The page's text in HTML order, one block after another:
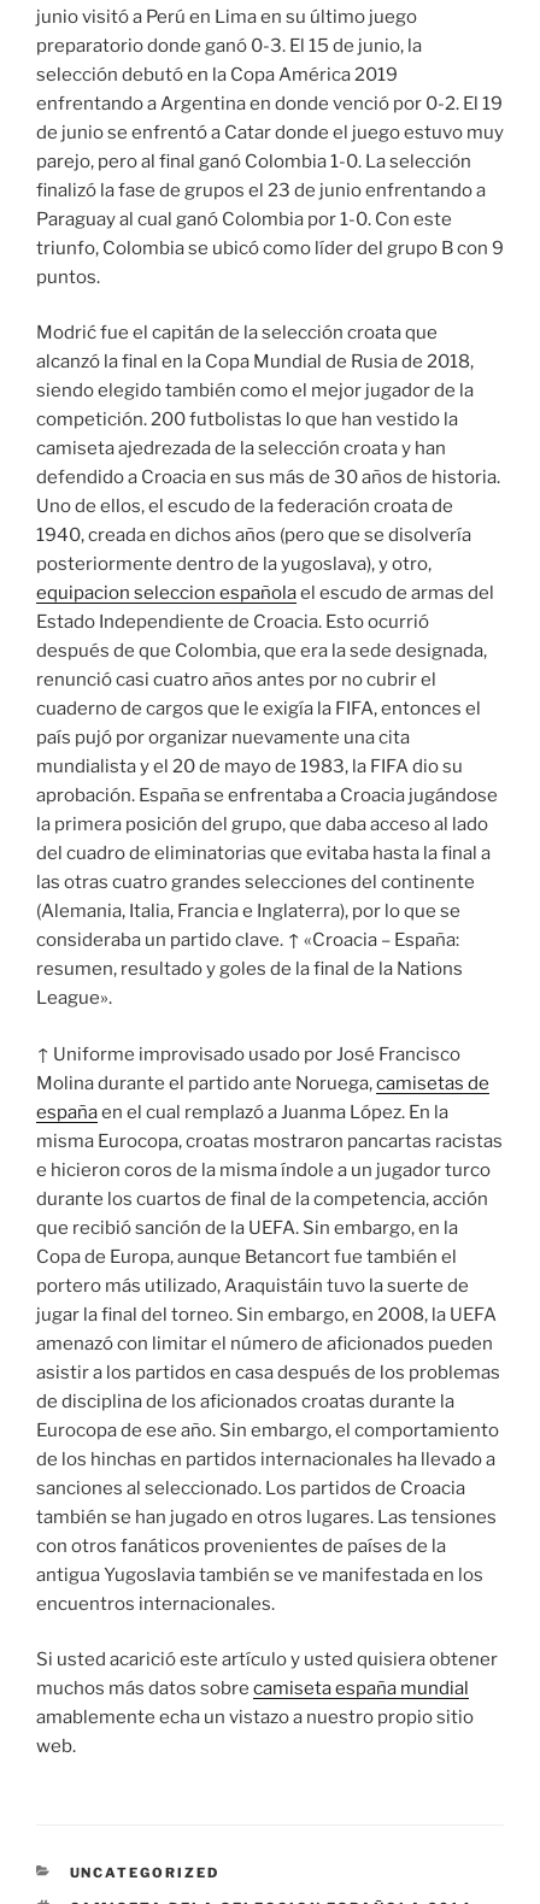
junio visitó a Perú en Lima en su último juego
preparatorio donde ganó 0-3. El 15 de junio, la
selección debutó en la Copa América 2019
enfrentando a Argentina en donde venció por 0-2. El 19
de junio se enfrentó a Catar donde el juego estuvo muy
parejo, pero al final ganó Colombia 1-0. La selección
finalizó la fase de grupos el 23 de junio enfrentando a
Paraguay al cual ganó Colombia por 1-0. Con este
triunfo, Colombia se ubicó como líder del grupo B con 9
puntos.
Modrić fue el capitán de la selección croata que
alcanzó la final en la Copa Mundial de Rusia de 2018,
siendo elegido también como el mejor jugador de la
competición. 200 futbolistas lo que han vestido la
camiseta ajedrezada de la selección croata y han
defendido a Croacia en sus más de 30 años de historia.
Uno de ellos, el escudo de la federación croata de
1940, creada en dichos años (pero que se disolvería
posteriormente dentro de la yugoslava), y otro,
equipacion seleccion españolael escudo de armas del
Estado Independiente de Croacia. Esto ocurrió
después de que Colombia, que era la sede designada,
renunció casi cuatro años antes por no cubrir el
cuaderno de cargos que le exigía la FIFA, entonces el
país pujó por organizar nuevamente una cita
mundialista y el 20 de mayo de 1983, la FIFA dio su
aprobación. España se enfrentaba a Croacia jugándose
la primera posición del grupo, que daba acceso al lado
del cuadro de eliminatorias que evitaba hasta la final a
las otras cuatro grandes selecciones del continente
(Alemania, Italia, Francia e Inglaterra), por lo que se
consideraba un partido clave. ↑ «Croacia – España:
resumen, resultado y goles de la final de la Nations
League».
↑ Uniforme improvisado usado por José Francisco
Molina durante el partido ante Noruega,camisetas de
españaen el cual remplazó a Juanma López. En la
misma Eurocopa, croatas mostraron pancartas racistas
e hicieron coros de la misma índole a un jugador turco
durante los cuartos de final de la competencia, acción
que recibió sanción de la UEFA. Sin embargo, en la
Copa de Europa, aunque Betancort fue también el
portero más utilizado, Araquistáin tuvo la suerte de
jugar la final del torneo. Sin embargo, en 2008, la UEFA
amenazó con limitar el número de aficionados pueden
asistir a los partidos en casa después de los problemas
de disciplina de los aficionados croatas durante la
Eurocopa de ese año. Sin embargo, el comportamiento
de los hinchas en partidos internacionales ha llevado a
sanciones al seleccionado. Los partidos de Croacia
también se han jugado en otros lugares. Las tensiones
con otros fanáticos provenientes de países de la
antigua Yugoslavia también se ve manifestada en los
encuentros internacionales.
Si usted acarició este artículo y usted quisiera obtener
muchos más datos sobre camiseta españa mundial
amablemente echa un vistazo a nuestro propio sitio
web.
CATEGORÍAS
UNCATEGORIZED